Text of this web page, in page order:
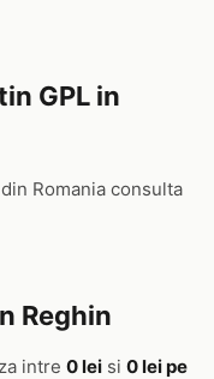
GPL in
Romania consulta
Reghin
intre 0 lei si 0 lei pe